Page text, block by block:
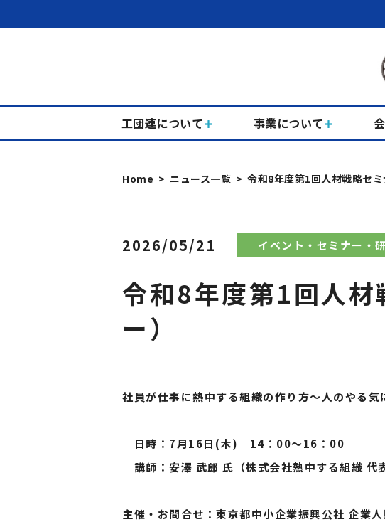
工団連について 事業について
Home ニュース一覧 令和8年度第1回人材戦略セ
2026/05/21 イベント・セミナー・
令和8年度第1回人
ー）
社員が仕事に熱中する組織の作り方〜人のやる
日時：7月16日(木) 14：00〜16：00
講師：安澤 武郎 氏（株式会社熱中する組織 代
主催・お問合せ：東京都中小企業振興公社 企